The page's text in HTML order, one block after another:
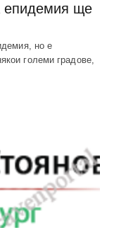
епидемия ще
но е
големи градове,